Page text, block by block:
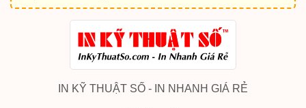
IN KỸ THUẬT SỐ - IN NHANH GIÁ RẺ